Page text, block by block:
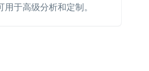
用于高级分析和定制。